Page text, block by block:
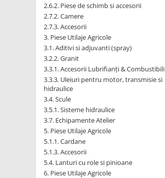
1.7. Sisteme de franare
1.7.1 Cablu frana
1.7.2. Placute de frana
1.7.3. Simeringuri sistem franare
1.7.4. Piese si accesorii frana
1.7.5. O-ring frana
1.8. Transmisie
1.8.1. Prize de putere
2.6.2. Piese de schimb si accesorii
2.7.2. Camere
2.7.3. Accesorii
3. Piese Utilaje Agricole
3.1. Aditivi si adjuvanti (spray)
3.2.2. Granit
3.3.1. Accesorii Lubrifianți & Combustibili
3.3.3. Uleiuri pentru motor, transmisie si
hidraulice
3.4. Scule
3.5.1. Sisteme hidraulice
3.7. Echipamente Atelier
5. Piese Utilaje Agricole
5.1.1. Cardane
5.1.3. Accesorii
5.4. Lanturi cu role si pinioane
6. Piese Utilaje Agricole